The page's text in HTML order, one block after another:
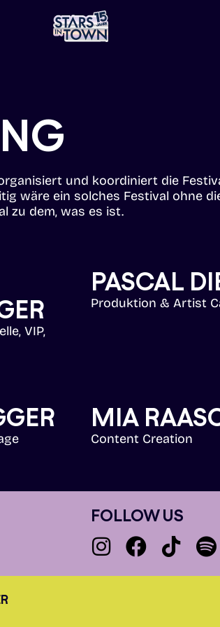
und koordiniert die
wäre ein solches Festival ohne
zu dem, was es ist.
VIP,
PASCAL
Produktion & Artist
MIA
Content Creation
FOLLOW US